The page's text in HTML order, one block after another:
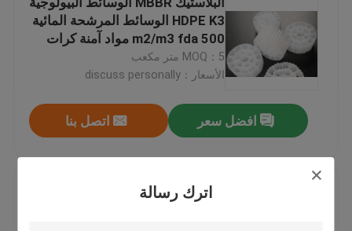
اترك رسالة
وسائل المرشحات البلاستيكية
وسائل تصفية الخلايا الحيوية
HDPE K3 الوسائط المرشحة المائية
500 m2/m3 fda مواد آمنة كرات
البيوبايب البيولوجية
MOQ：5 متر مكعب
الأسعار：discuss personally
افضل سعر اتصل بنا